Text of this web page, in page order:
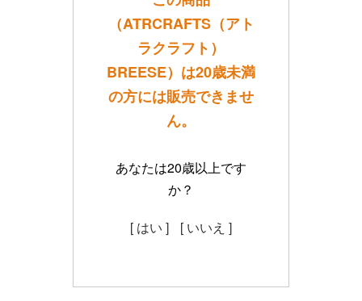
（ATRCRAFTS（アト
ラクラフト）
BREESE）は20歳未満
の方には販売できませ
ん。
あなたは20歳以上です
か？
[ はい ] [ いいえ ]